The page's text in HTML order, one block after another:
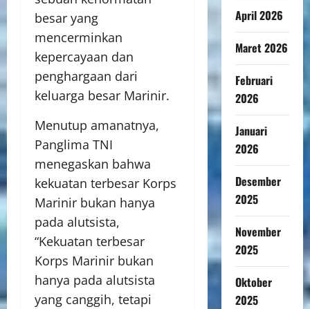
besar yang
mencerminkan
kepercayaan dan
penghargaan dari
keluarga besar Marinir.
Menutup amanatnya,
Panglima TNI
menegaskan bahwa
kekuatan terbesar Korps
Marinir bukan hanya
pada alutsista,
“Kekuatan terbesar
Korps Marinir bukan
hanya pada alutsista
yang canggih, tetapi
April 2026
Maret 2026
Februari
2026
Januari
2026
Desember
2025
November
2025
Oktober
2025